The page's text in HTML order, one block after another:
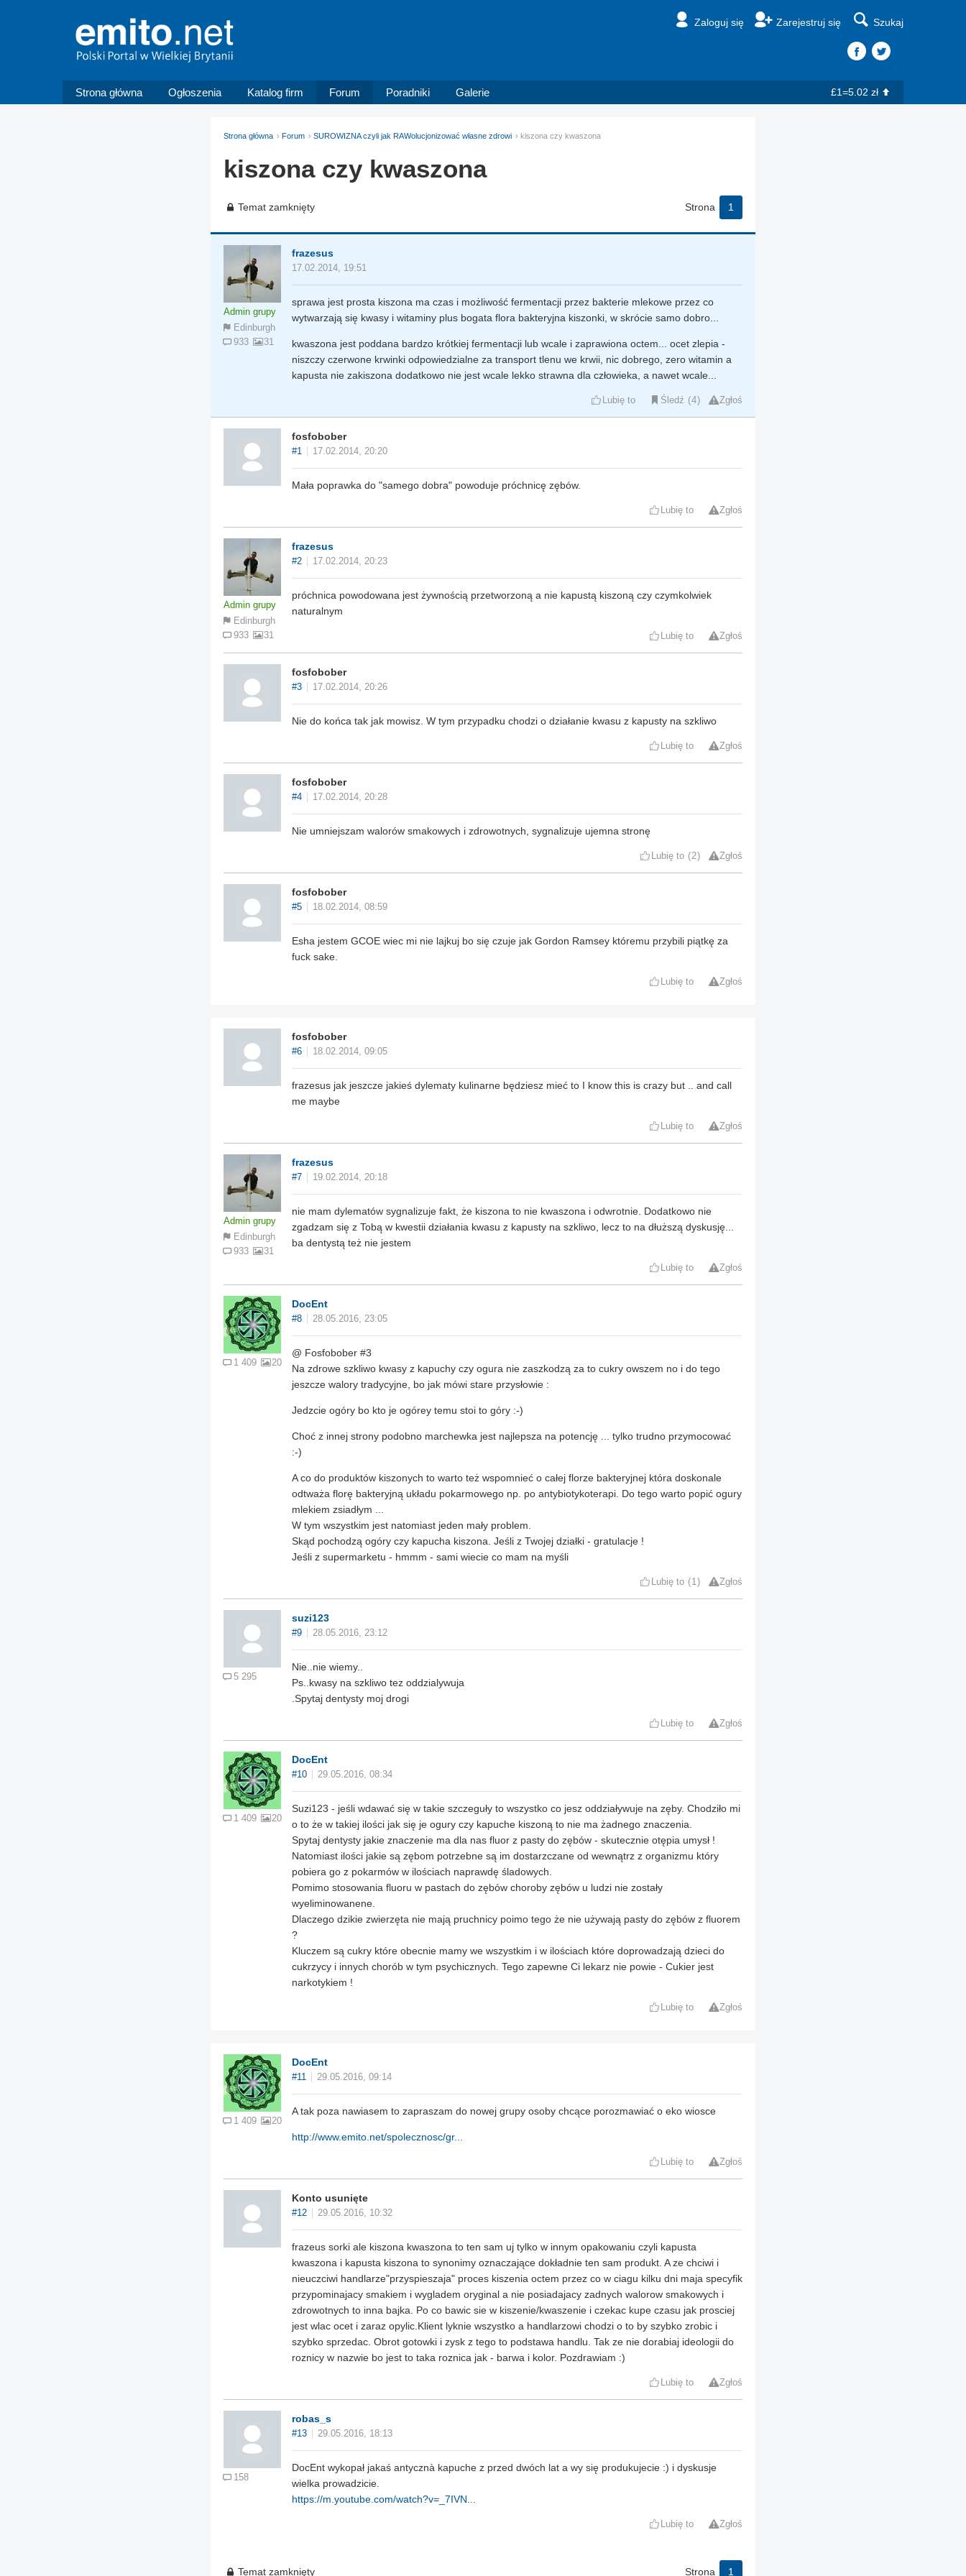
Zaloguj się Zarejestruj się Szukaj
Strona główna Ogłoszenia Katalog firm Forum Poradniki Galerie £1=5.02 zł
Strona główna Forum SUROWIZNA czyli jak RAWolucjonizować własne zdrowi kiszona czy kwaszona
kiszona czy kwaszona
Temat zamknięty Strona 1
Admin grupy
Edinburgh
933
31
frazesus
17.02.2014, 19:51
sprawa jest prosta kiszona ma czas i możliwość fermentacji przez bakterie mlekowe przez co
wytwarzają się kwasy i witaminy plus bogata flora bakteryjna kiszonki, w skrócie samo dobro...
kwaszona jest poddana bardzo krótkiej fermentacji lub wcale i zaprawiona octem... ocet zlepia -
niszczy czerwone krwinki odpowiedzialne za transport tlenu we krwii, nic dobrego, zero witamin a
kapusta nie zakiszona dodatkowo nie jest wcale lekko strawna dla człowieka, a nawet wcale...
Lubię to Śledź 4 Zgłoś
fosfobober
#1 17.02.2014, 20:20
Mała poprawka do "samego dobra" powoduje próchnicę zębów.
Lubię to Zgłoś
Admin grupy
Edinburgh
933
31
frazesus
#2 17.02.2014, 20:23
próchnica powodowana jest żywnością przetworzoną a nie kapustą kiszoną czy czymkolwiek
naturalnym
Lubię to Zgłoś
fosfobober
#3 17.02.2014, 20:26
Nie do końca tak jak mowisz. W tym przypadku chodzi o działanie kwasu z kapusty na szkliwo
Lubię to Zgłoś
fosfobober
#4 17.02.2014, 20:28
Nie umniejszam walorów smakowych i zdrowotnych, sygnalizuje ujemna stronę
Lubię to 2 Zgłoś
fosfobober
#5 18.02.2014, 08:59
Esha jestem GCOE wiec mi nie lajkuj bo się czuje jak Gordon Ramsey któremu przybili piątkę za
fuck sake.
Lubię to Zgłoś
fosfobober
#6 18.02.2014, 09:05
frazesus jak jeszcze jakieś dylematy kulinarne będziesz mieć to I know this is crazy but .. and call
me maybe
Lubię to Zgłoś
Admin grupy
Edinburgh
933
31
frazesus
#7 19.02.2014, 20:18
nie mam dylematów sygnalizuje fakt, że kiszona to nie kwaszona i odwrotnie. Dodatkowo nie
zgadzam się z Tobą w kwestii działania kwasu z kapusty na szkliwo, lecz to na dłuższą dyskusję...
ba dentystą też nie jestem
Lubię to Zgłoś
1 409 20
DocEnt
#8 28.05.2016, 23:05
@ Fosfobober #3
Na zdrowe szkliwo kwasy z kapuchy czy ogura nie zaszkodzą za to cukry owszem no i do tego
jeszcze walory tradycyjne, bo jak mówi stare przysłowie :
Jedzcie ogóry bo kto je ogórey temu stoi to góry :-)
Choć z innej strony podobno marchewka jest najlepsza na potencję ... tylko trudno przymocować
:-)
A co do produktów kiszonych to warto też wspomnieć o całej florze bakteryjnej która doskonale
odtważa florę bakteryjną układu pokarmowego np. po antybiotykoterapi. Do tego warto popić ogury
mlekiem zsiadłym ...
W tym wszystkim jest natomiast jeden mały problem.
Skąd pochodzą ogóry czy kapucha kiszona. Jeśli z Twojej działki - gratulacje !
Jeśli z supermarketu - hmmm - sami wiecie co mam na myśli
Lubię to 1 Zgłoś
5 295
suzi123
#9 28.05.2016, 23:12
Nie..nie wiemy..
Ps..kwasy na szkliwo tez oddzialywuja
.Spytaj dentysty moj drogi
Lubię to Zgłoś
1 409 20
DocEnt
#10 29.05.2016, 08:34
Suzi123 - jeśli wdawać się w takie szczeguły to wszystko co jesz oddziaływuje na zęby. Chodziło mi
o to że w takiej ilości jak się je ogury czy kapuche kiszoną to nie ma żadnego znaczenia.
Spytaj dentysty jakie znaczenie ma dla nas fluor z pasty do zębów - skutecznie otępia umysł !
Natomiast ilości jakie są zębom potrzebne są im dostarzczane od wewnątrz z organizmu który
pobiera go z pokarmów w ilościach naprawdę śladowych.
Pomimo stosowania fluoru w pastach do zębów choroby zębów u ludzi nie zostały
wyeliminowanene.
Dlaczego dzikie zwierzęta nie mają pruchnicy poimo tego że nie używają pasty do zębów z fluorem
?
Kluczem są cukry które obecnie mamy we wszystkim i w ilościach które doprowadzają dzieci do
cukrzycy i innych chorób w tym psychicznych. Tego zapewne Ci lekarz nie powie - Cukier jest
narkotykiem !
Lubię to Zgłoś
1 409 20
DocEnt
#11 29.05.2016, 09:14
A tak poza nawiasem to zapraszam do nowej grupy osoby chcące porozmawiać o eko wiosce
http://www.emito.net/spolecznosc/gr...
Lubię to Zgłoś
Konto usunięte
#12 29.05.2016, 10:32
frazeus sorki ale kiszona kwaszona to ten sam uj tylko w innym opakowaniu czyli kapusta
kwaszona i kapusta kiszona to synonimy oznaczające dokładnie ten sam produkt. A ze chciwi i
nieuczciwi handlarze"przyspieszaja" proces kiszenia octem przez co w ciagu kilku dni maja specyfik
przypominajacy smakiem i wygladem oryginal a nie posiadajacy zadnych walorow smakowych i
zdrowotnych to inna bajka. Po co bawic sie w kiszenie/kwaszenie i czekac kupe czasu jak prosciej
jest wlac ocet i zaraz opylic.Klient lyknie wszystko a handlarzowi chodzi o to by szybko zrobic i
szybko sprzedac. Obrot gotowki i zysk z tego to podstawa handlu. Tak ze nie dorabiaj ideologii do
roznicy w nazwie bo jest to taka roznica jak - barwa i kolor. Pozdrawiam :)
Lubię to Zgłoś
158
robas_s
#13 29.05.2016, 18:13
DocEnt wykopał jakaś antycznà kapuche z przed dwóch lat a wy się produkujecie :) i dyskusje
wielka prowadzicie.
https://m.youtube.com/watch?v=_7IVN...
Lubię to Zgłoś
Temat zamknięty Strona 1